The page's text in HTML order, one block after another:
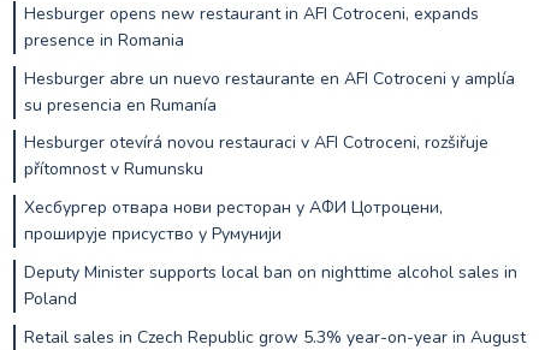
Hesburger opens new restaurant in AFI Cotroceni, expands
presence in Romania
Hesburger abre un nuevo restaurante en AFI Cotroceni y amplía
su presencia en Rumanía
Hesburger otevírá novou restauraci v AFI Cotroceni, rozšiřuje
přítomnost v Rumunsku
Хесбургер отвара нови ресторан у АФИ Цотроцени,
проширује присуство у Румунији
Deputy Minister supports local ban on nighttime alcohol sales in
Poland
Retail sales in Czech Republic grow 5.3% year-on-year in August